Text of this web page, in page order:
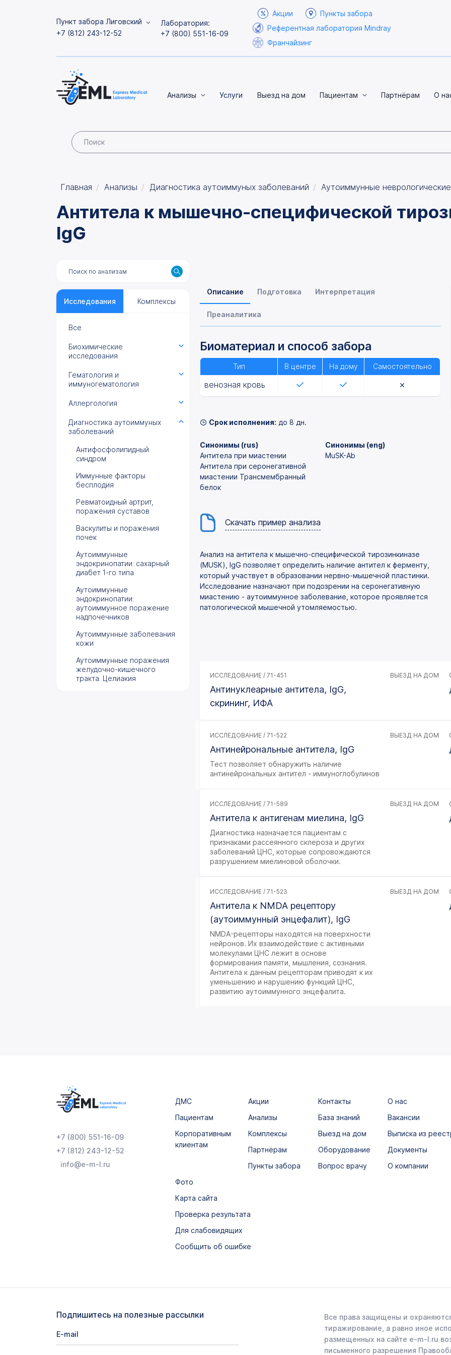
Пункт забора Лиговский
+7 (812) 243-12-52
Лаборатория:
+7 (800) 551-16-09
Акции
Пункты забора
Референтная лаборатория Mindray
Франчайзинг
Анализы Услуги Выезд на дом Пациентам Партнёрам О
Главная Анализы Диагностика аутоиммуных заболеваний Аутоиммунные
Антитела к мышечно-специфической
IgG
Описание Подготовка Интерпретация
Преаналитика
Биоматериал и способ забора
Тип В центре На дому Самостоятельно
венозная кровь
Срок исполнения: до 8 дн.
Синонимы (rus)
Антитела при миастении
Антитела при серонегативной
миастении Трансмембранный
белок
Синонимы (eng)
MuSK-Ab
Скачать пример анализа
Анализ на антитела к мышечно-специфической тирозинкиназе
(MUSK), IgG позволяет определить наличие антител к ферменту,
который участвует в образовании нервно-мышечной пластинки.
Исследование назначают при подозрении на серонегативную
миастению - аутоиммунное заболевание, которое проявляется
патологической мышечной утомляемостью.
ИССЛЕДОВАНИЕ / 71-451
Антинуклеарные антитела, IgG,
скрининг, ИФА
ВЫЕЗД НА ДОМ
ИССЛЕДОВАНИЕ / 71-522
Антинейрональные антитела, IgG
Тест позволяет обнаружить наличие
антинейрональных антител - иммуноглобулинов
ВЫЕЗД НА ДОМ
ИССЛЕДОВАНИЕ / 71-589
Антитела к антигенам миелина, IgG
Диагностика назначается пациентам с
признаками рассеянного склероза и других
заболеваний ЦНС, которые сопровождаются
разрушением миелиновой оболочки.
ВЫЕЗД НА ДОМ
ИССЛЕДОВАНИЕ / 71-523
Антитела к NMDA рецептору
(аутоиммунный энцефалит), IgG
NMDA-рецепторы находятся на поверхности
нейронов. Их взаимодействие с активными
молекулами ЦНС лежит в основе
формирования памяти, мышления, сознания.
Антитела к данным рецепторам приводят к их
уменьшению и нарушению функций ЦНС,
развитию аутоиммунного энцефалита.
ВЫЕЗД НА ДОМ
Исследования Комплексы
Все
Биохимические
исследования
Гематология и
иммуногематология
Аллергология
Диагностика аутоиммуных
заболеваний
Антифосфолипидный
синдром
Иммунные факторы
бесплодия
Ревматоидный артрит,
поражения суставов
Васкулиты и поражения
почек
Аутоиммунные
эндокринопатии: сахарный
диабет 1-го типа
Аутоиммунные
эндокринопатии:
аутоиммунное поражение
надпочечников
Аутоиммунные заболевания
кожи
Аутоиммунные поражения
желудочно-кишечного
тракта. Целиакия
Химико-токсикологические
исследования
исследования
+7 (800) 551-16-09
+7 (812) 243-12-52
info@e-m-l.ru
ДМС
Пациентам
Корпоративным
клиентам
Акции
Анализы
Комплексы
Партнёрам
Пункты забора
Контакты
База знаний
Выезд на дом
Оборудование
Вопрос врачу
О нас
Вакансии
Выписка из
Документы
О компании
Фото
Карта сайта
Проверка результата
Для слабовидящих
Сообщить об ошибке
Подпишитесь на полезные рассылки
Все права защищены и
тиражирование, а равно иное
размещенных на сайте e-m-l.ru
письменного разрешения